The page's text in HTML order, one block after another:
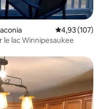
Évaluation
4,93 (107)
le lac Winnipesaukee
appréciés